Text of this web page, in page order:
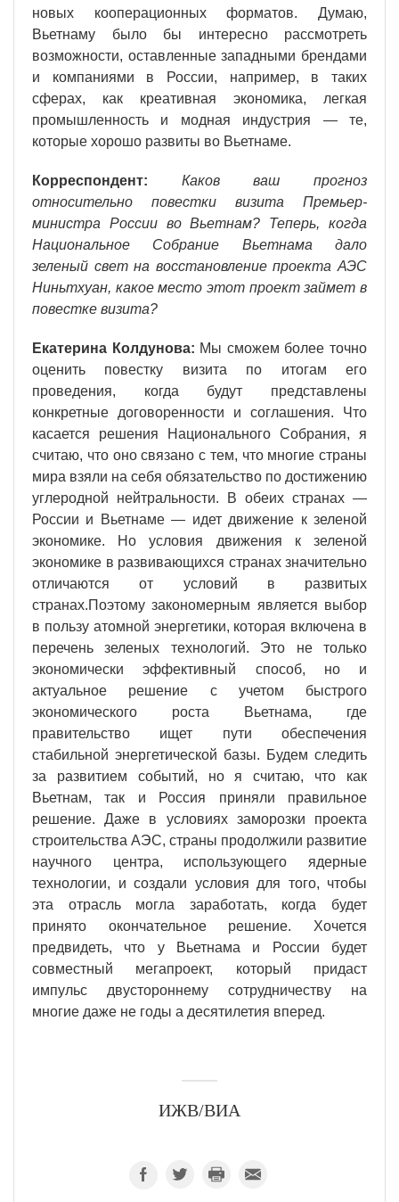
новых кооперационных форматов. Думаю,
Вьетнаму было бы интересно рассмотреть
возможности, оставленные западными брендами
и компаниями в России, например, в таких
сферах, как креативная экономика, легкая
промышленность и модная индустрия — те,
которые хорошо развиты во Вьетнаме.
Корреспондент:
Каков ваш прогноз
относительно повестки визита Премьер-
министра России во Вьетнам? Теперь, когда
Национальное Собрание Вьетнама дало
зеленый свет на восстановление проекта АЭС
Ниньтхуан, какое место этот проект займет в
повестке визита?
Екатерина Колдунова: Мы сможем более точно
оценить повестку визита по итогам его
проведения, когда будут представлены
конкретные договоренности и соглашения. Что
касается решения Национального Собрания, я
считаю, что оно связано с тем, что многие страны
мира взяли на себя обязательство по достижению
углеродной нейтральности. В обеих странах —
России и Вьетнаме — идет движение к зеленой
экономике. Но условия движения к зеленой
экономике в развивающихся странах значительно
отличаются от условий в развитых
странах.Поэтому закономерным является выбор
в пользу атомной энергетики, которая включена в
перечень зеленых технологий. Это не только
экономически эффективный способ, но и
актуальное решение с учетом быстрого
экономического роста Вьетнама, где
правительство ищет пути обеспечения
стабильной энергетической базы. Будем следить
за развитием событий, но я считаю, что как
Вьетнам, так и Россия приняли правильное
решение. Даже в условиях заморозки проекта
строительства АЭС, страны продолжили развитие
научного центра, использующего ядерные
технологии, и создали условия для того, чтобы
эта отрасль могла заработать, когда будет
принято окончательное решение. Хочется
предвидеть, что у Вьетнама и России будет
совместный мегапроект, который придаст
импульс двустороннему сотрудничеству на
многие даже не годы а десятилетия вперед.
ИЖВ/ВИА